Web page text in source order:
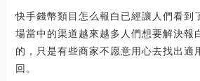
快手錢幣類目怎么報白已經讓人們看到
場當中的渠道越來越多人們想要解決報
的，只是有些商家不愿意用心去找出適
回。